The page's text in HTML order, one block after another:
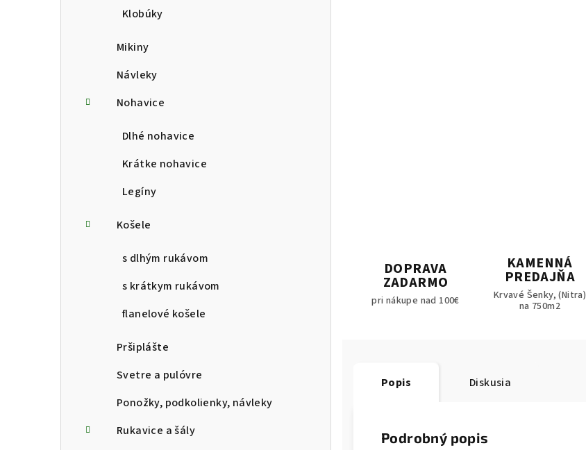
Klobúky
Mikiny
Návleky
Nohavice
Dlhé nohavice
Krátke nohavice
Legíny
Košele
s dlhým rukávom
s krátkym rukávom
flanelové košele
Pršiplášte
Svetre a pulóvre
Ponožky, podkolienky, návleky
Rukavice a šály
DOPRAVA
ZADARMO
pri nákupe nad 100€
KAMENNÁ
PREDAJŇA
Krvavé Šenky, (Nitra)
na 750m2
Popis Diskusia
Podrobný popis